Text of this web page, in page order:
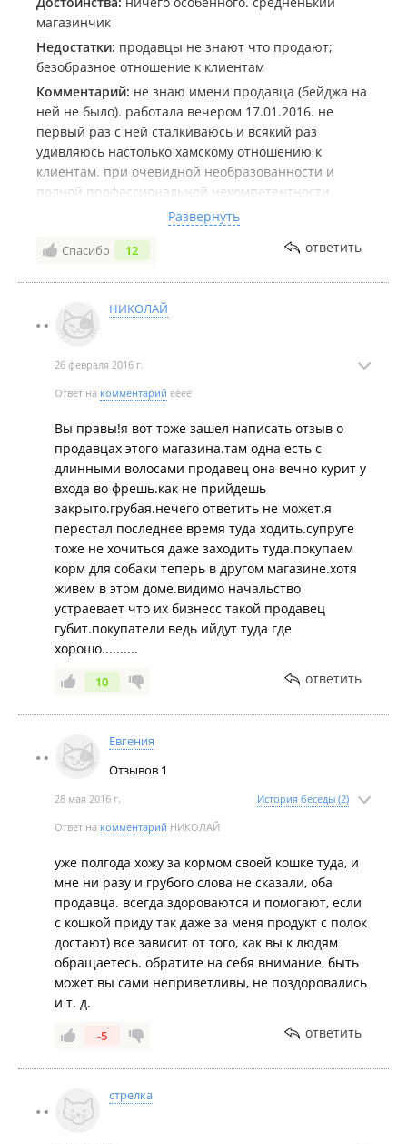
магазинчик
Недостатки: продавцы не знают что продают;
безобразное отношение к клиентам
Комментарий: не знаю имени продавца (бейджа на
ней не было). работала вечером 17.01.2016. не
первый раз с ней сталкиваюсь и всякий раз
удивляюсь настолько хамскому отношению к
клиентам. при очевидной необразованности и
полной профессиональной некомпетентности
проявляет грубость и даже презрение к клиентам.
например: 1) -чем отличаются эти корма? - читайте
сами на них написано! 2) посоветуйте наполнитель?
корма? - Чего?? такого слова вааще нет!! я - биолог
по образованию! *** 4) ну че долго еще выбирать
много тут дел своих.
в общем лично я в шоке что таких продавцов еще
ногой.
Развернуть
Спасибо 12 ответить
НИКОЛАЙ
26 февраля 2016 г.
Ответ на комментарий ееее
Вы правы!я вот тоже зашел написать отзыв о
продавцах этого магазина.там одна есть с
длинными волосами продавец она вечно курит у
входа во фрешь.как не прийдешь
закрыто.грубая.нечего ответить не может.я
перестал последнее время туда ходить.супруге
тоже не хочиться даже заходить туда.покупаем
корм для собаки теперь в другом магазине.хотя
живем в этом доме.видимо начальство
устраевает что их бизнесс такой продавец
губит.покупатели ведь ийдут туда где
хорошо..........
10 ответить
Евгения
Отзывов 1
28 мая 2016 г. История беседы (2)
Ответ на комментарий НИКОЛАЙ
уже полгода хожу за кормом своей кошке туда, и
мне ни разу и грубого слова не сказали, оба
продавца. всегда здороваются и помогают, если
с кошкой приду так даже за меня продукт с полок
достают) все зависит от того, как вы к людям
обращаетесь. обратите на себя внимание, быть
может вы сами неприветливы, не поздоровались
и т. д.
-5 ответить
стрелка